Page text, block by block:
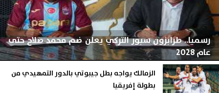
رسميا.. طرابزون سبور التركي يعلن ضم محمد صلاح حتى
عام 2028
الزمالك يواجه بطل جيبوتي بالدور التمهيدي من
بطولة إفريقيا